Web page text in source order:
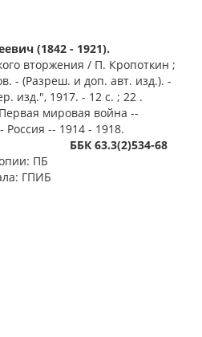
(1842 - 1921).
вторжения / П. Кропоткин ;
- (Разреш. и доп. авт. изд.). -
изд.", 1917. - 12 с. ; 22 .
мировая война --
-- 1914 - 1918.
ББК 63.3(2)534-68
ПБ
ГПИБ